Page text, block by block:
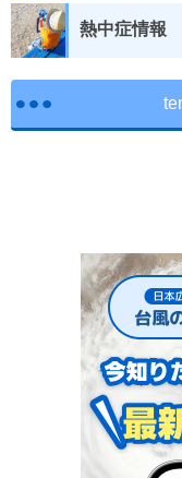
熱中症情報